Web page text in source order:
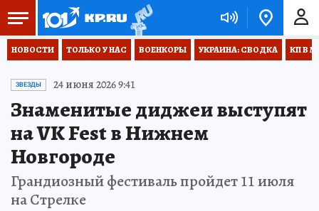
НОВОСТИ ТОЛЬКО У НАС ВОЕНКОРЫ УКРАИНА: СВОДКА КП В
ЗВЕЗДЫ 24 июня 2026 9:41
Знаменитые диджеи выступят
на VK Fest в Нижнем
Новгороде
Грандиозный фестиваль пройдет 11 июля
на Стрелке